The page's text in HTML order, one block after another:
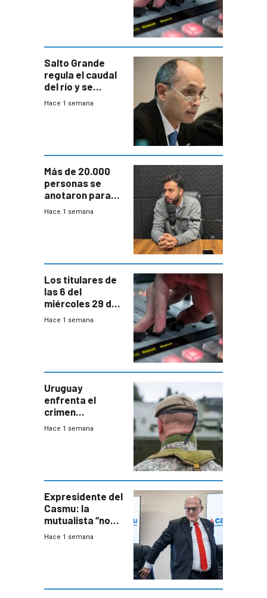
Salto Grande
regula el caudal
del río y se
prepara para un
Hace 1 semana
Más de 20.000
personas se
anotaron para
las pruebas
Hace 1 semana
Los titulares de
las 6 del
miércoles 29 de
julio de 2026
Hace 1 semana
Uruguay
enfrenta el
crimen
organizado con
seguridad
Hace 1 semana
Expresidente del
Casmu: la
mutualista “no
está para pagar”
Hace 1 semana